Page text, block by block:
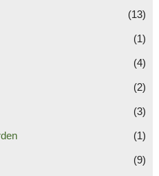
(13)
(1)
(4)
(2)
(3)
(1)
(9)